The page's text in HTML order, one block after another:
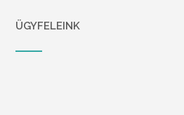
ÜGYFELEINK